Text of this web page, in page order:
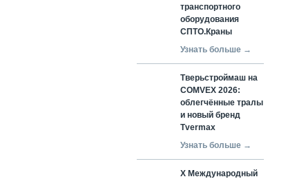
транспортного
оборудования
СПТО.Краны
Узнать больше →
Тверьстроймаш на
COMVEX 2026:
облегчённые тралы
и новый бренд
Tvermax
Узнать больше →
X Международный